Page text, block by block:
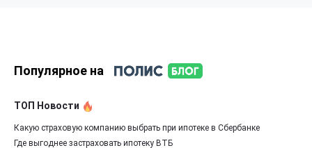
Популярное на
ТОП Новости
Какую страховую компанию выбрать при ипотеке в Сбербанке
Где выгоднее застраховать ипотеку ВТБ